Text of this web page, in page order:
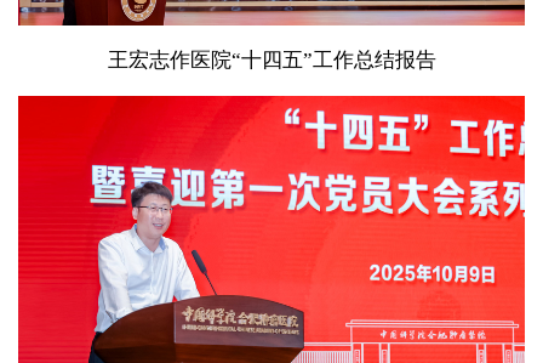
王宏志作医院“十四五”工作总结报告